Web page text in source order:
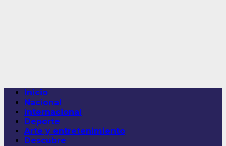
Menú
principal
Inicio
Nacional
Internacional
Deporte
Arte y entretenimiento
Descubre